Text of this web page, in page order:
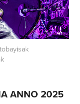
ANNO 2025